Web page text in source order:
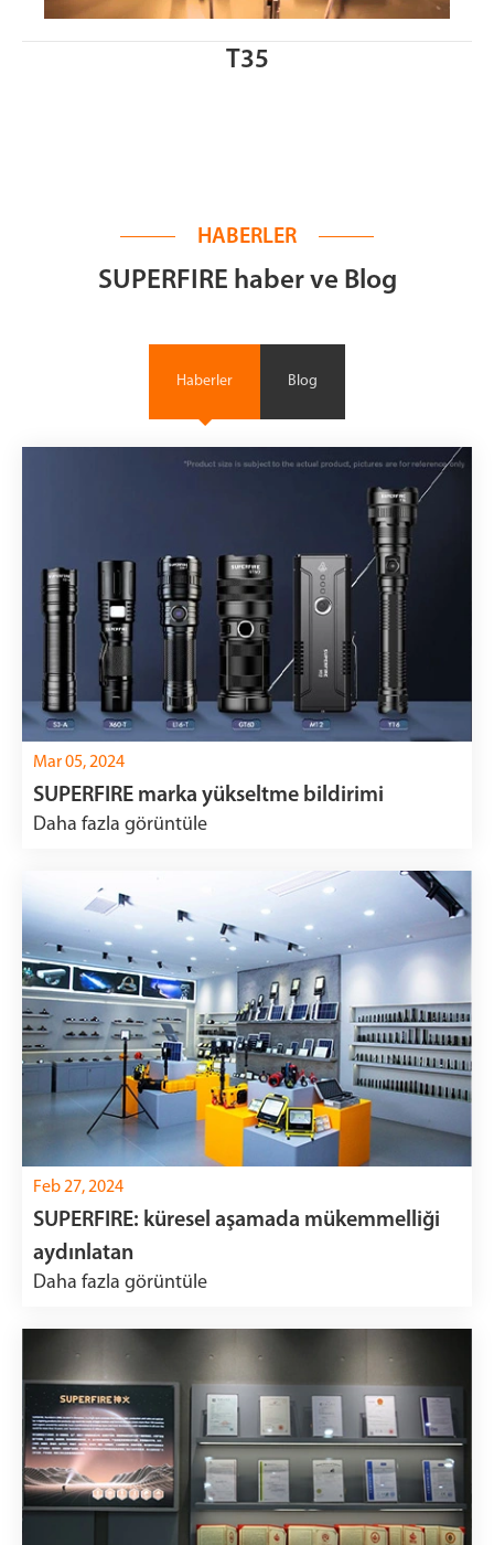
T35
HABERLER
SUPERFIRE haber ve Blog
Haberler Blog
Mar 05, 2024
SUPERFIRE marka yükseltme bildirimi
Daha fazla görüntüle
Feb 27, 2024
SUPERFIRE: küresel aşamada mükemmelliği
aydınlatan
Daha fazla görüntüle